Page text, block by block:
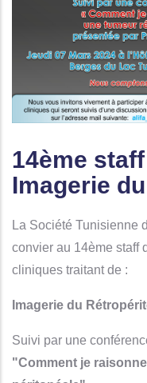
14ème
Imagerie
La Société Tunisienne
convier au 14ème staff
cliniques traitant de :
Imagerie du
Suivi par une
"Comment je